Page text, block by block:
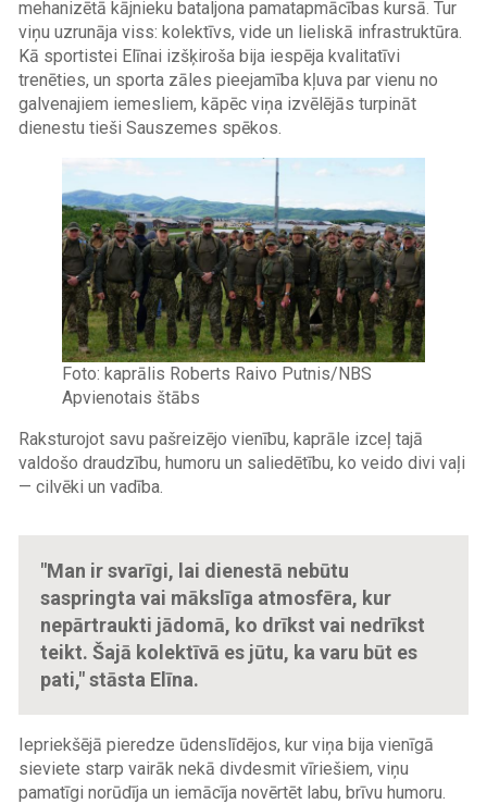
mehanizētā kājnieku bataljona pamatapmācības kursā. Tur
viņu uzrunāja viss: kolektīvs, vide un lieliskā infrastruktūra.
Kā sportistei Elīnai izšķiroša bija iespēja kvalitatīvi
trenēties, un sporta zāles pieejamība kļuva par vienu no
galvenajiem iemesliem, kāpēc viņa izvēlējās turpināt
dienestu tieši Sauszemes spēkos.
Image
Foto: kaprālis Roberts Raivo Putnis/NBS
Apvienotais štābs
Raksturojot savu pašreizējo vienību, kaprāle izceļ tajā
valdošo draudzību, humoru un saliedētību, ko veido divi vaļi
— cilvēki un vadība.
"Man ir svarīgi, lai dienestā nebūtu
saspringta vai mākslīga atmosfēra, kur
nepārtraukti jādomā, ko drīkst vai nedrīkst
teikt. Šajā kolektīvā es jūtu, ka varu būt es
pati," stāsta Elīna.
Iepriekšējā pieredze ūdenslīdējos, kur viņa bija vienīgā
sieviete starp vairāk nekā divdesmit vīriešiem, viņu
pamatīgi norūdīja un iemācīja novērtēt labu, brīvu humoru.